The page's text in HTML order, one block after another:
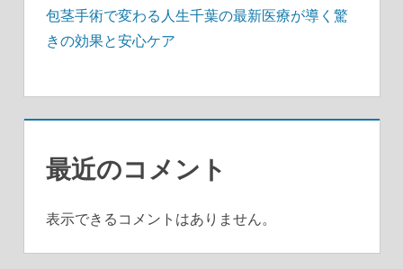
包茎手術で変わる人生千葉の最新医療が導く驚
きの効果と安心ケア
最近のコメント
表示できるコメントはありません。